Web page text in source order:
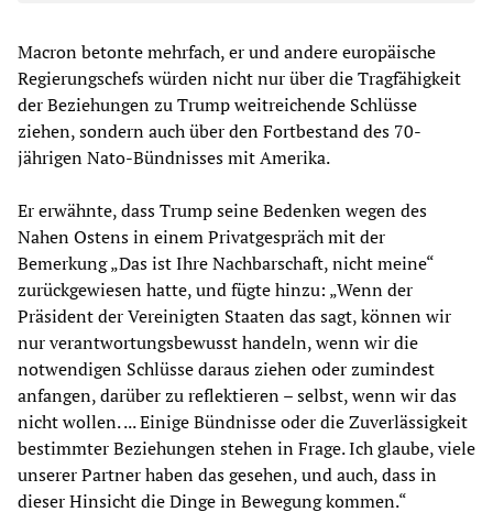
Macron betonte mehrfach, er und andere europäische
Regierungschefs würden nicht nur über die Tragfähigkeit
der Beziehungen zu Trump weitreichende Schlüsse
ziehen, sondern auch über den Fortbestand des 70-
jährigen Nato-Bündnisses mit Amerika.
Er erwähnte, dass Trump seine Bedenken wegen des
Nahen Ostens in einem Privatgespräch mit der
Bemerkung „Das ist Ihre Nachbarschaft, nicht meine“
zurückgewiesen hatte, und fügte hinzu: „Wenn der
Präsident der Vereinigten Staaten das sagt, können wir
nur verantwortungsbewusst handeln, wenn wir die
notwendigen Schlüsse daraus ziehen oder zumindest
anfangen, darüber zu reflektieren – selbst, wenn wir das
nicht wollen. ... Einige Bündnisse oder die Zuverlässigkeit
bestimmter Beziehungen stehen in Frage. Ich glaube, viele
unserer Partner haben das gesehen, und auch, dass in
dieser Hinsicht die Dinge in Bewegung kommen.“